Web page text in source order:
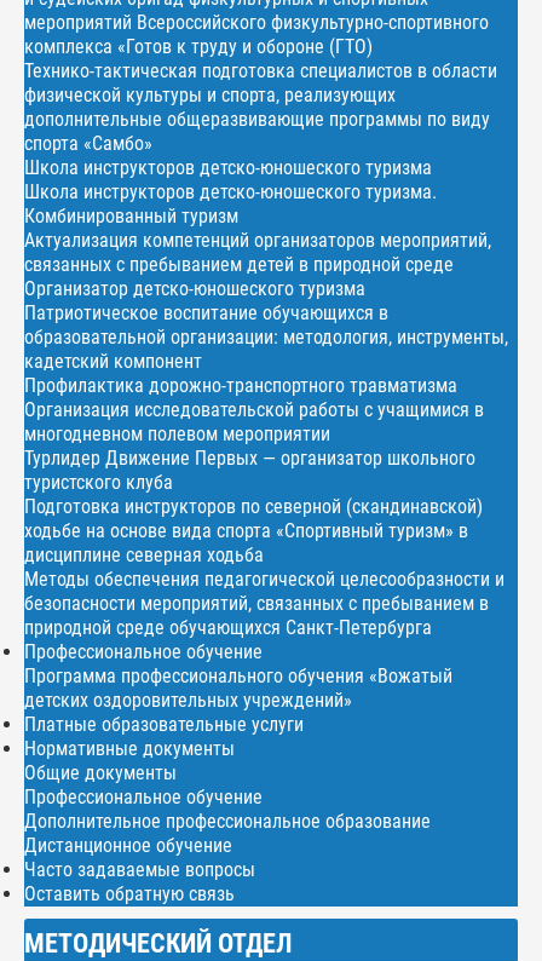
мероприятий Всероссийского физкультурно-спортивного
комплекса «Готов к труду и обороне (ГТО)
Технико-тактическая подготовка специалистов в области
физической культуры и спорта, реализующих
дополнительные общеразвивающие программы по виду
спорта «Самбо»
Школа инструкторов детско-юношеского туризма
Школа инструкторов детско-юношеского туризма.
Комбинированный туризм
Актуализация компетенций организаторов мероприятий,
связанных с пребыванием детей в природной среде
Организатор детско-юношеского туризма
Патриотическое воспитание обучающихся в
образовательной организации: методология, инструменты,
кадетский компонент
Профилактика дорожно-транспортного травматизма
Организация исследовательской работы с учащимися в
многодневном полевом мероприятии
Турлидер Движение Первых — организатор школьного
туристского клуба
Подготовка инструкторов по северной (скандинавской)
ходьбе на основе вида спорта «Спортивный туризм» в
дисциплине северная ходьба
Методы обеспечения педагогической целесообразности и
безопасности мероприятий, связанных с пребыванием в
природной среде обучающихся Санкт-Петербурга
Профессиональное обучение
Программа профессионального обучения «Вожатый
детских оздоровительных учреждений»
Платные образовательные услуги
Нормативные документы
Общие документы
Профессиональное обучение
Дополнительное профессиональное образование
Дистанционное обучение
Часто задаваемые вопросы
Оставить обратную связь
МЕТОДИЧЕСКИЙ ОТДЕЛ